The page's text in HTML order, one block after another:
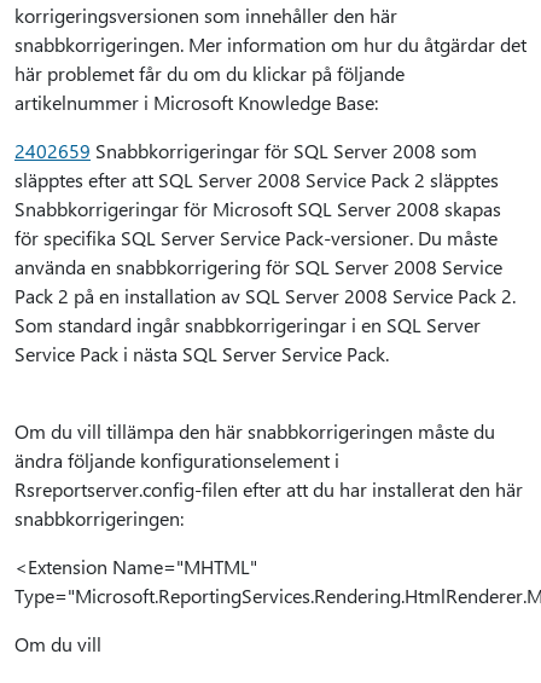
korrigeringsversionen som innehåller den här
snabbkorrigeringen. Mer information om hur du åtgärdar det
här problemet får du om du klickar på följande
artikelnummer i Microsoft Knowledge Base:
2402659 Snabbkorrigeringar för SQL Server 2008 som
släpptes efter att SQL Server 2008 Service Pack 2 släpptes
Snabbkorrigeringar för Microsoft SQL Server 2008 skapas
för specifika SQL Server Service Pack-versioner. Du måste
använda en snabbkorrigering för SQL Server 2008 Service
Pack 2 på en installation av SQL Server 2008 Service Pack 2.
Som standard ingår snabbkorrigeringar i en SQL Server
Service Pack i nästa SQL Server Service Pack.
Om du vill tillämpa den här snabbkorrigeringen måste du
ändra följande konfigurationselement i
Rsreportserver.config-filen efter att du har installerat den här
snabbkorrigeringen:
<Extension Name="MHTML"
Om du vill